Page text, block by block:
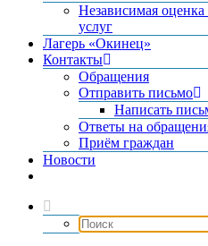
Независимая оценка
услуг
Лагерь «Окинец»
Контакты
Обращения
Отправить письмо
Написать
Ответы на
Приём граждан
Новости